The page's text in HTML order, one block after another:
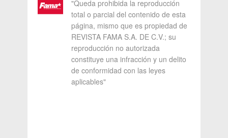
"Queda prohibida la reproducción
total o parcial del contenido de esta
página, mismo que es propiedad de
REVISTA FAMA S.A. DE C.V.; su
reproducción no autorizada
constituye una infracción y un delito
de conformidad con las leyes
aplicables"